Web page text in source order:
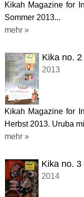
Kikah Magazine for
Sommer 2013...
mehr »
Kika no. 2
2013
Kikah Magazine for
Herbst 2013. Uruba
mehr »
Kika no. 3
2014